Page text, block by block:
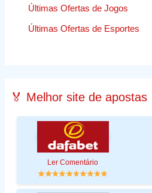
Últimas Ofertas de Jogos
Últimas Ofertas de Esportes
🏅 Melhor site de apostas
Ler Comentário